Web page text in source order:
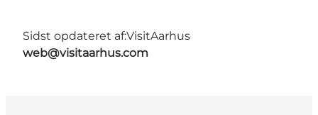
Sidst opdateret af:VisitAarhus
web@visitaarhus.com